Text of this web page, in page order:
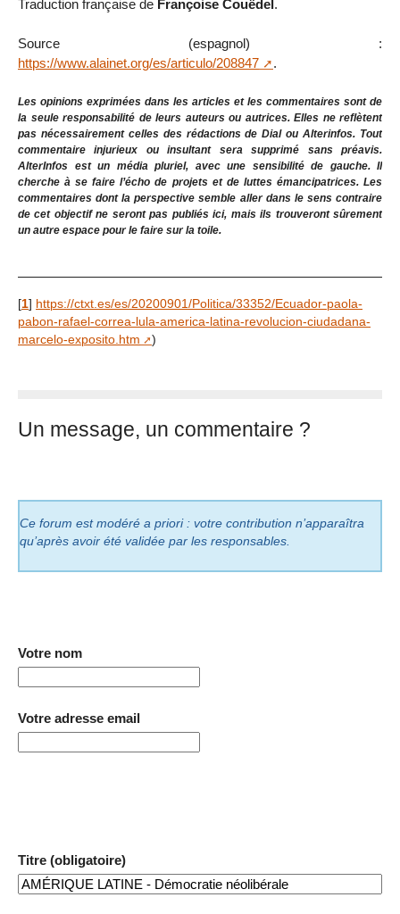
Traduction française de Françoise Couëdel .
Source (espagnol) :
https://www.alainet.org/es/articulo/208847
.
Les opinions exprimées dans les articles et les commentaires sont de
la seule responsabilité de leurs auteurs ou autrices. Elles ne reflètent
pas nécessairement celles des rédactions de Dial ou Alterinfos. Tout
commentaire injurieux ou insultant sera supprimé sans préavis.
AlterInfos est un média pluriel, avec une sensibilité de gauche. Il
cherche à se faire l’écho de projets et de luttes émancipatrices. Les
commentaires dont la perspective semble aller dans le sens contraire
de cet objectif ne seront pas publiés ici, mais ils trouveront sûrement
un autre espace pour le faire sur la toile.
[1] https://ctxt.es/es/20200901/Politica/33352/Ecuador-paola-
pabon-rafael-correa-lula-america-latina-revolucion-ciudadana-
marcelo-exposito.htm
)
Un message, un commentaire ?
Ce forum est modéré a priori : votre contribution n’apparaîtra
qu’après avoir été validée par les responsables.
Votre nom
Votre adresse email
Titre (obligatoire)